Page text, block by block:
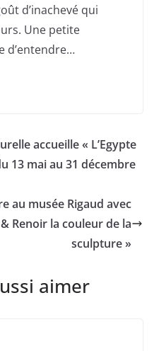
d’inachevé qui
Une petite
d’entendre…
accueille « L’Egypte
13 mai au 31 décembre
au musée Rigaud avec
Renoir la couleur de la
sculpture »
aimer